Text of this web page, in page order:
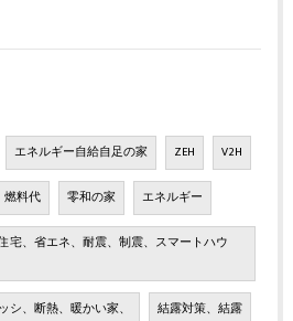
エネルギー自給自足の家 ZEH V2H
燃料代 零和の家 エネルギー
宅、省エネ、耐震、制震、スマートハウ
、断熱、暖かい家、 結露対策、結露